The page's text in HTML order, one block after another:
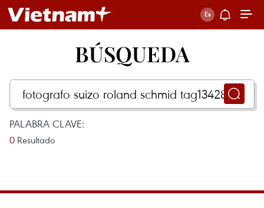
BÚSQUEDA
PALABRA CLAVE:
0 Resultado